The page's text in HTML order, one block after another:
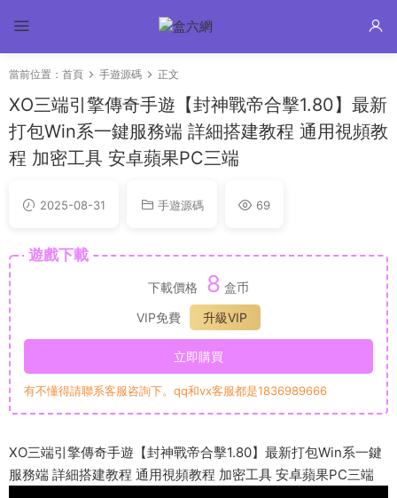
當前位置： 首頁 手遊源碼 正文
XO三端引擎傳奇手遊【封神戰帝合擊1.80】最新
打包Win系一鍵服務端 詳細搭建教程 通用視頻教
程 加密工具 安卓蘋果PC三端
2025-08-31 手遊源碼 69
遊戲下載
下載價格 8 盒币
VIP免費
升級VIP
立即購買
有不懂得請聯系客服咨詢下。qq和vx客服都是1836989666
XO三端引擎傳奇手遊【封神戰帝合擊1.80】最新打包Win系一鍵
服務端 詳細搭建教程 通用視頻教程 加密工具 安卓蘋果PC三端